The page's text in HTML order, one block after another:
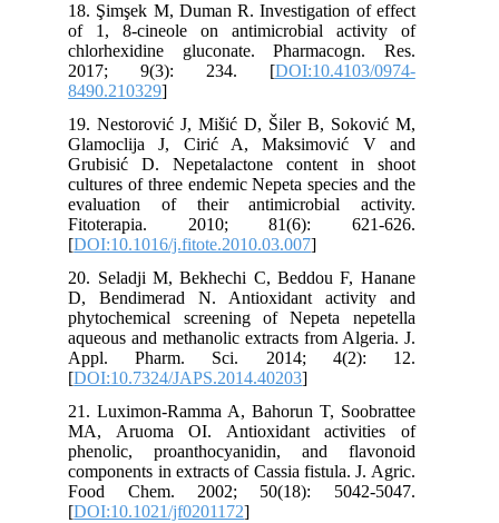
18. Şimşek M, Duman R. Investigation of effect
of 1, 8-cineole on antimicrobial activity of
chlorhexidine gluconate. Pharmacogn. Res.
2017; 9(3): 234. [DOI:10.4103/0974-
8490.210329
19. Nestorović J, Mišić D, Šiler B, Soković M,
Glamoclija J, Cirić A, Maksimović V and
Grubisić D. Nepetalactone content in shoot
cultures of three endemic Nepeta species and the
evaluation of their antimicrobial activity.
Fitoterapia. 2010; 81(6): 621-626.
[DOI:10.1016/j.fitote.2010.03.007
20. Seladji M, Bekhechi C, Beddou F, Hanane
D, Bendimerad N. Antioxidant activity and
phytochemical screening of Nepeta nepetella
aqueous and methanolic extracts from Algeria. J.
Appl. Pharm. Sci. 2014; 4(2): 12.
[DOI:10.7324/JAPS.2014.40203
21. Luximon-Ramma A, Bahorun T, Soobrattee
MA, Aruoma OI. Antioxidant activities of
phenolic, proanthocyanidin, and flavonoid
components in extracts of Cassia fistula. J. Agric.
Food Chem. 2002; 50(18): 5042-5047.
[DOI:10.1021/jf0201172